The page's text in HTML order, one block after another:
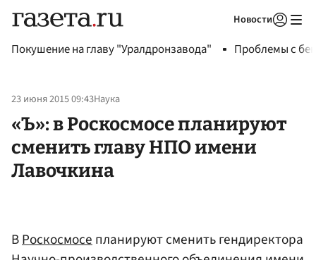
Новости
Покушение на главу "Уралдронзавода" Проблемы с
23 июня 2015 09:43Наука
«Ъ»: в Роскосмосе планируют
сменить главу НПО имени
Лавочкина
ВРоскосмосепланируют сменить гендиректора